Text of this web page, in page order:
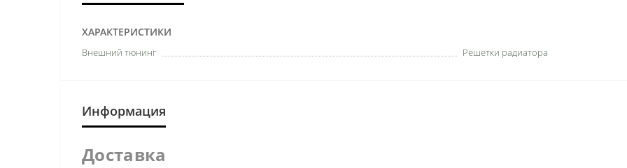
ХАРАКТЕРИСТИКИ
Внешний тюнинг Решетки радиатора
Информация
Доставка